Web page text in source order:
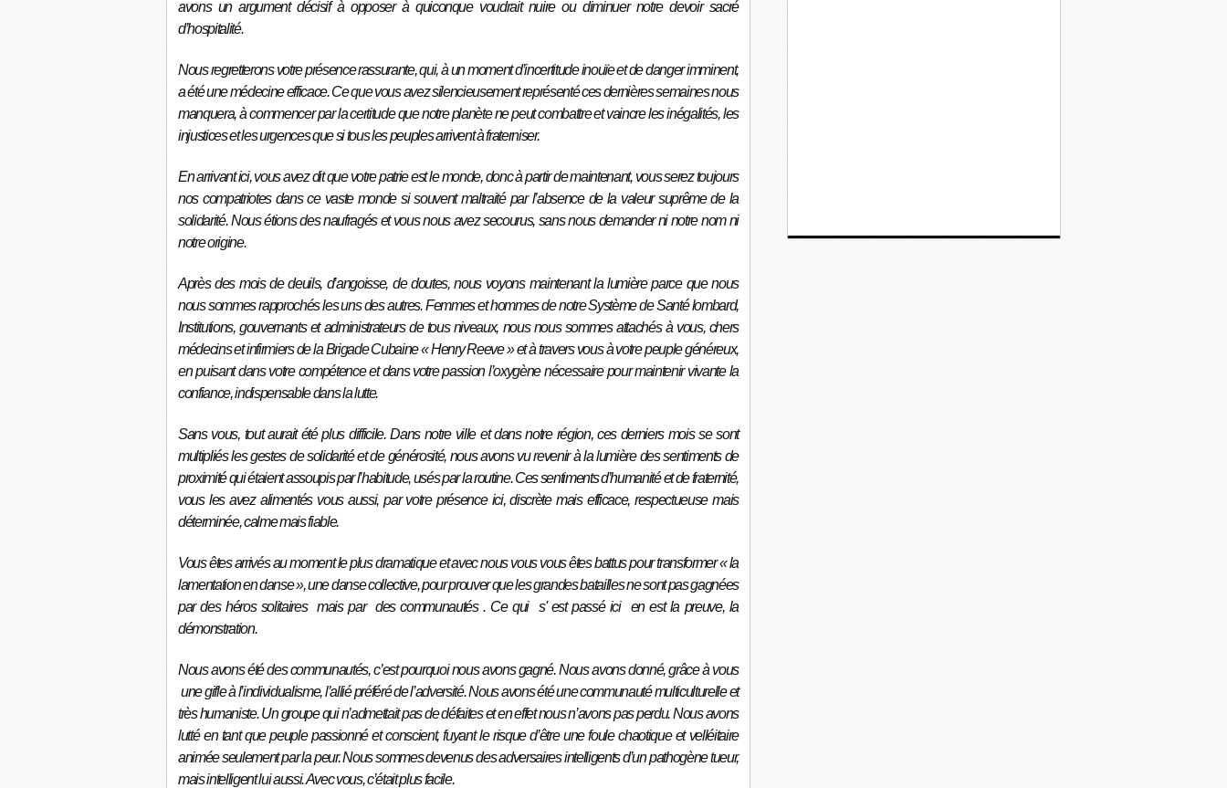
avons un argument décisif à opposer à quiconque voudrait nuire ou diminuer notre devoir sacré
d’hospitalité.
Nous regretterons votre présence rassurante, qui, à un moment d’incertitude inouïe et de danger imminent,
a été une médecine efficace. Ce que vous avez silencieusement représenté ces dernières semaines nous
manquera, à commencer par la certitude que notre planète ne peut combattre et vaincre les inégalités, les
injustices et les urgences que si tous les peuples arrivent à fraterniser.
En arrivant ici, vous avez dit que votre patrie est le monde, donc à partir de maintenant, vous serez toujours
nos compatriotes dans ce vaste monde si souvent maltraité par l’absence de la valeur suprême de la
solidarité. Nous étions des naufragés et vous nous avez secourus, sans nous demander ni notre nom ni
notre origine.
Après des mois de deuils, d’angoisse, de doutes, nous voyons maintenant la lumière parce que nous
nous sommes rapprochés les uns des autres. Femmes et hommes de notre Système de Santé lombard,
Institutions, gouvernants et administrateurs de tous niveaux, nous nous sommes attachés à vous, chers
médecins et infirmiers de la Brigade Cubaine « Henry Reeve » et à travers vous à votre peuple généreux,
en puisant dans votre compétence et dans votre passion l’oxygène nécessaire pour maintenir vivante la
confiance, indispensable dans la lutte.
Sans vous, tout aurait été plus difficile. Dans notre ville et dans notre région, ces derniers mois se sont
multipliés les gestes de solidarité et de générosité, nous avons vu revenir à la lumière des sentiments de
proximité qui étaient assoupis par l’habitude, usés par la routine. Ces sentiments d’humanité et de fraternité,
vous les avez alimentés vous aussi, par votre présence ici, discrète mais efficace, respectueuse mais
déterminée, calme mais fiable.
Vous êtes arrivés au moment le plus dramatique et avec nous vous vous êtes battus pour transformer « la
lamentation en danse », une danse collective, pour prouver que les grandes batailles ne sont pas gagnées
par des héros solitaires mais par des communautés . Ce qui s' est passé ici en est la preuve, la
démonstration.
Nous avons été des communautés, c’est pourquoi nous avons gagné. Nous avons donné, grâce à vous
une gifle à l’individualisme, l’allié préféré de l’adversité. Nous avons été une communauté multiculturelle et
très humaniste. Un groupe qui n’admettait pas de défaites et en effet nous n’avons pas perdu. Nous avons
lutté en tant que peuple passionné et conscient, fuyant le risque d’être une foule chaotique et velléitaire
animée seulement par la peur. Nous sommes devenus des adversaires intelligents d’un pathogène tueur,
mais intelligent lui aussi. Avec vous, c’était plus facile.